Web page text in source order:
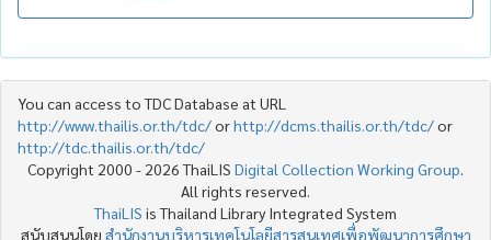
You can access to TDC Database at URL
http://www.thailis.or.th/tdc/orhttp://dcms.thailis.or.th/tdc/or
http://tdc.thailis.or.th/tdc/
Copyright 2000 - 2026 ThaiLIS Digital Collection Working Group
All rights reserved.
ThaiLIS is Thailand Library Integrated System
สนับสนุนโดย สำนักงานบริหารเทคโนโลยีสารสนเทศเพื่อพัฒนาการศึกษา